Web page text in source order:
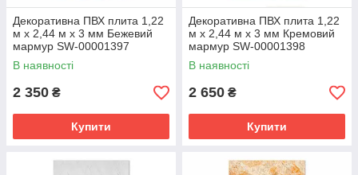
Декоративна ПВХ плита 1,22
м х 2,44 м х 3 мм Бежевий
мармур SW-00001397
В наявності
2 350 ₴
Купити
Декоративна ПВХ плита 1,22
м х 2,44 м х 3 мм Кремовий
мармур SW-00001398
В наявності
2 650 ₴
Купити